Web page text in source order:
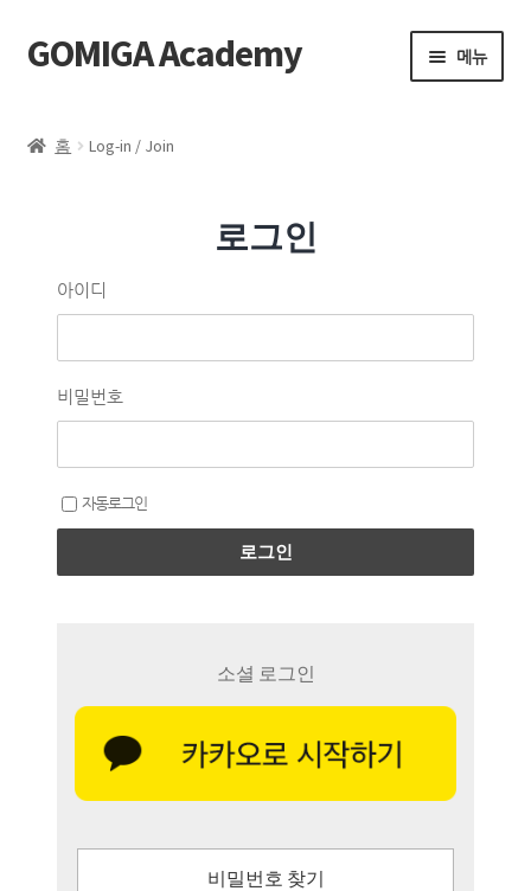
GOMIGA Academy 메뉴
에스테틱
제품 구매
로그인
홈 Log-in / Join
로그인
아이디
비밀번호
자동로그인
로그인
소셜 로그인
비밀번호 찾기